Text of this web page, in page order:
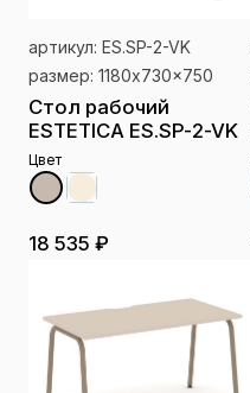
артикул: ES.SP-2-VK
размер: 1180x730x750
Стол рабочий
ESTETICA ES.SP-2-VK
Цвет
18 535 ₽